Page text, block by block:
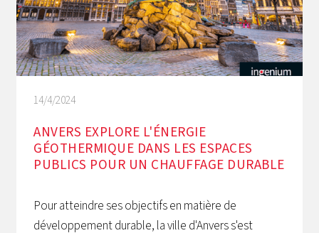
14/4/2024
ANVERS EXPLORE L'ÉNERGIE
GÉOTHERMIQUE DANS LES ESPACES
PUBLICS POUR UN CHAUFFAGE DURABLE
Pour atteindre ses objectifs en matière de
développement durable, la ville d'Anvers s'est